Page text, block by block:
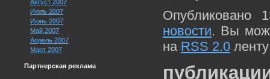
Август 2007
Июль 2007
Июнь 2007
Май 2007
Апрель 2007
Март 2007
Партнерская реклама
Опубликовано
новости. Вы
на RSS 2.0